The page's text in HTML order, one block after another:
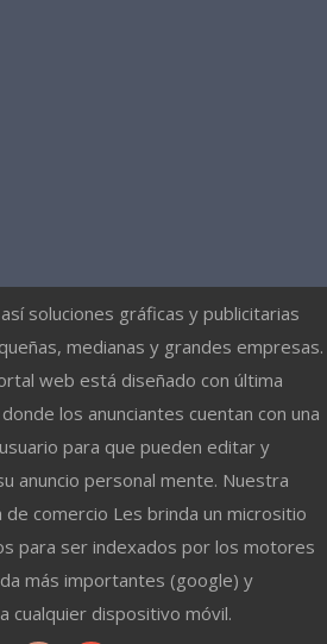
soluciones gráficas y publicitarias
medianas y grandes empresas.
web está diseñado con última
los anunciantes cuentan con una
para que pueden editar y
anuncio personal mente. Nuestra
comercio Les brinda un micrositio
para ser indexados por los motores
más importantes (google) y
cualquier dispositivo móvil.